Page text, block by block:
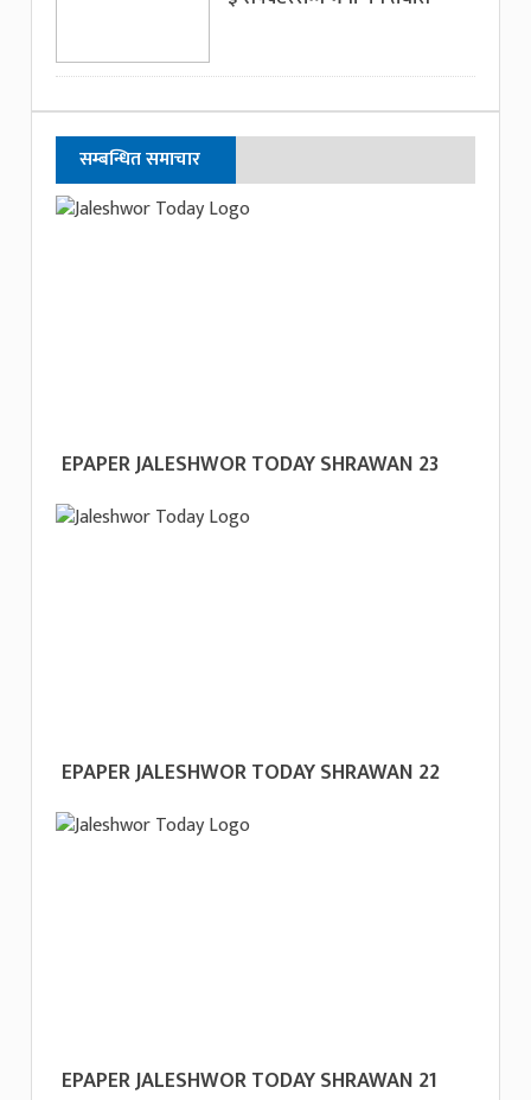
सम्बन्धित समाचार
EPAPER JALESHWOR TODAY SHRAWAN 23
EPAPER JALESHWOR TODAY SHRAWAN 22
EPAPER JALESHWOR TODAY SHRAWAN 21